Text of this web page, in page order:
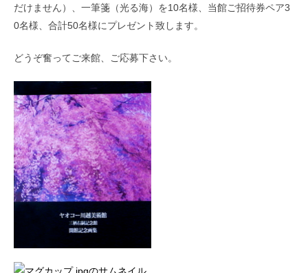
だけません）、一筆箋（光る海）を10名様、当館ご招待券ペア3
0名様、合計50名様にプレゼント致します。
どうぞ奮ってご来館、ご応募下さい。